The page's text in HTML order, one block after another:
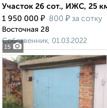
15
Участок 26 сот., ИЖС, 25
1 950 000 ₽ 800 ₽ за сотку
Восточная 28
Собственник, 01.03.2022